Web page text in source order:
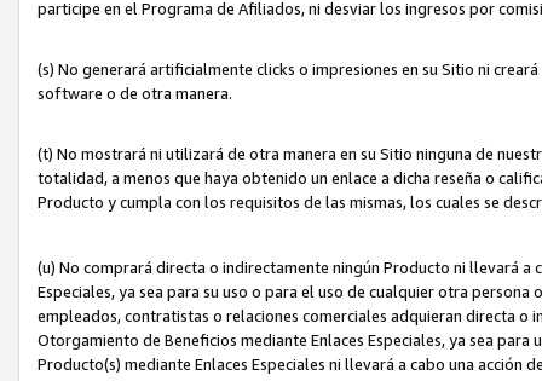
participe en el Programa de Afiliados, ni desviar los ingresos por
(s) No generará artificialmente clicks o impresiones en su Sitio ni
software o de otra manera.
(t) No mostrará ni utilizará de otra manera en su Sitio ninguna de
totalidad, a menos que haya obtenido un enlace a dicha reseña o
Producto y cumpla con los requisitos de las mismas, los cuales se
(u) No comprará directa o indirectamente ningún Producto ni llevará a
Especiales, ya sea para su uso o para el uso de cualquier otra
empleados, contratistas o relaciones comerciales adquieran directa o
Otorgamiento de Beneficios mediante Enlaces Especiales, ya sea
Producto(s) mediante Enlaces Especiales ni llevará a cabo una